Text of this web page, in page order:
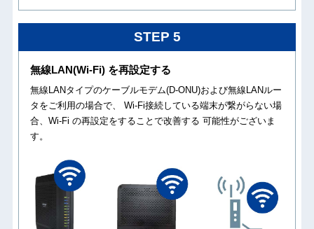
STEP 5
無線LAN(Wi-Fi) を再設定する
無線LANタイプのケーブルモデム(D-ONU)および無線LANルー
タをご利用の場合で、 Wi-Fi接続している端末が繋がらない場
合、Wi-Fi の再設定をすることで改善する 可能性がございま
す。